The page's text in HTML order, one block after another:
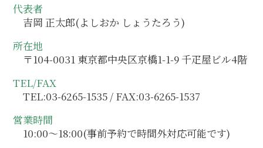
代表者
吉岡 正太郎(よしおか しょうたろう)
所在地
〒104-0031 東京都中央区京橋1-1-9 千疋屋ビル4階
TEL/FAX
TEL:03-6265-1535 / FAX:03-6265-1537
営業時間
10:00～18:00(事前予約で時間外対応可能です)